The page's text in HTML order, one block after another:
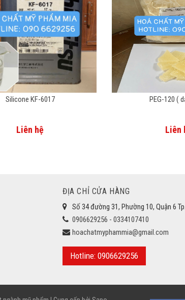
Silicone KF-6017
Liên hệ
PEG-120 (
Liên
ĐỊA CHỈ CỬA HÀNG
Số 34 đường 31, Phường 10, Quận 6
0906629256 - 0334107410
hoachatmyphammia@gmail.com
Hotline: 0906629256